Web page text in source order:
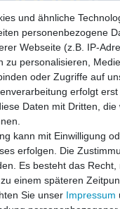
und ähnliche
personenbezogene
Webseite (z.B. IP-
zu personalisieren,
oder Zugriffe auf
erfolgt
Daten mit Dritten, die
kann mit Einwilligung
erfolgen. Die
Es besteht das Recht,
einem späteren
Sie unser Impressum